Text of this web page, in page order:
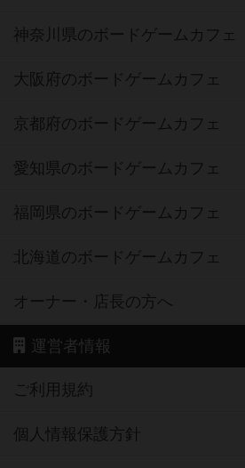
神奈川県のボードゲームカフェ
大阪府のボードゲームカフェ
京都府のボードゲームカフェ
愛知県のボードゲームカフェ
福岡県のボードゲームカフェ
北海道のボードゲームカフェ
オーナー・店長の方へ
運営者情報
ご利用規約
個人情報保護方針